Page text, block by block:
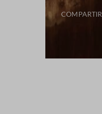
COMPARTIR